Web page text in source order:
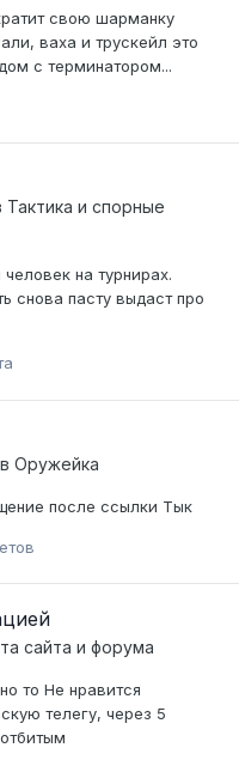
свою шарманку
ваха и трускейл это
с терминатором...
Тактика и спорные
на турнирах.
снова пасту выдаст про
Оружейка
после ссылки Тык
сайта и форума
то Не нравится
телегу, через 5